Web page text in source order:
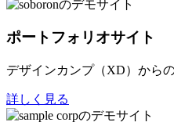
ポートフォリオサイト
デザインカンプ（XD）から
詳しく見る